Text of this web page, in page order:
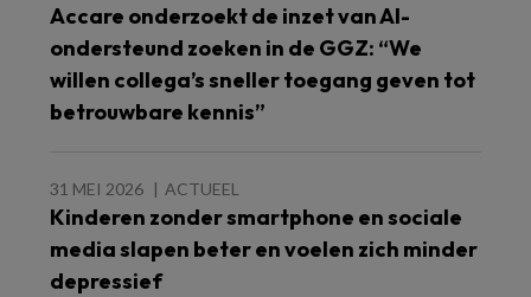
Accare onderzoekt de inzet van AI-
ondersteund zoeken in de GGZ: “We
willen collega’s sneller toegang geven tot
betrouwbare kennis”
31 MEI 2026 ACTUEEL
Kinderen zonder smartphone en sociale
media slapen beter en voelen zich minder
depressief